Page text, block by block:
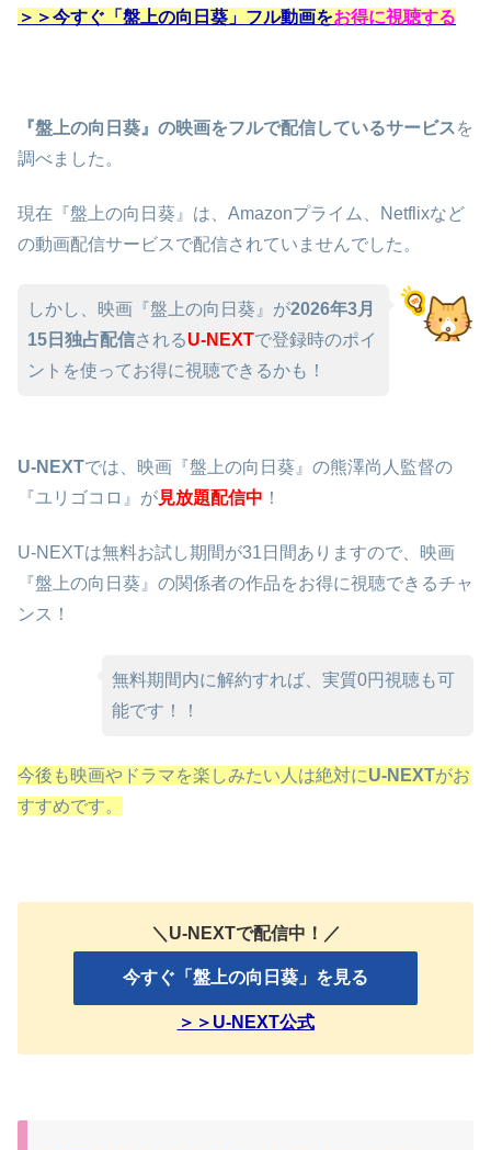
＞＞今すぐ「盤上の向日葵」フル動画をお得に視聴する
『盤上の向日葵』の映画をフルで配信しているサービスを
調べました。
現在『盤上の向日葵』は、Amazonプライム、Netflixなど
の動画配信サービスで配信されていませんでした。
しかし、映画『盤上の向日葵』が2026年3月
15日独占配信されるU-NEXTで登録時のポイ
ントを使ってお得に視聴できるかも！
U-NEXTでは、映画『盤上の向日葵』の熊澤尚人監督の
『ユリゴコロ』が見放題配信中 ！
U-NEXTは無料お試し期間が31日間ありますので、映画
『盤上の向日葵』の関係者の作品をお得に視聴できるチャ
ンス！
無料期間内に解約すれば、実質0円視聴も可
能です！！
今後も映画やドラマを楽しみたい人は絶対にU-NEXTがお
すすめです。
＼U-NEXTで配信中！／
今すぐ「盤上の向日葵」を見る
＞＞U-NEXT公式